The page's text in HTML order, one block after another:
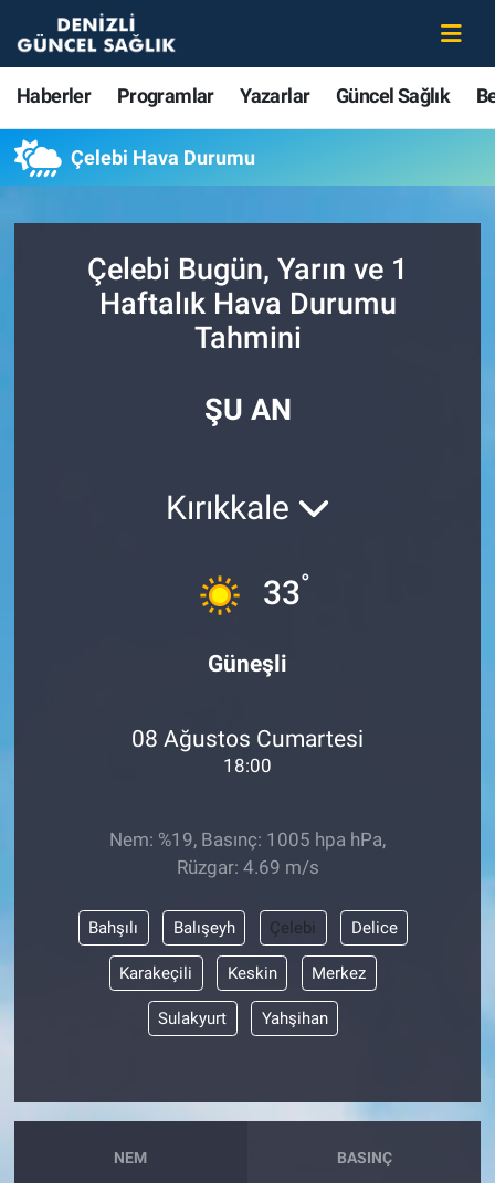
Haberler Programlar Yazarlar Güncel Sağlık
Çelebi Hava Durumu
Çelebi Bugün, Yarın ve 1
Haftalık Hava Durumu
Tahmini
ŞU AN
Kırıkkale
33°
Güneşli
08 Ağustos Cumartesi
18:00
Nem: %19, Basınç: 1005 hpa hPa,
Rüzgar: 4.69 m/s
Bahşılı Balışeyh Çelebi Delice
Karakeçili Keskin Merkez
Sulakyurt Yahşihan
NEM BASINÇ
Haberler
Güncel Sağlık
Beslenme
Merkezefendi Nöbetçi Eczaneler
Süper Lig Puan Durumu ve Fikstür
Tüm Manşetler